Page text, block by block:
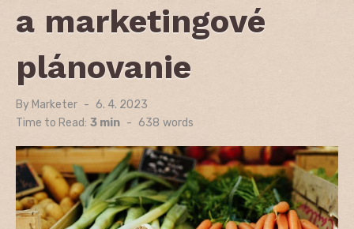
a marketingové
plánovanie
By Marketer
Posted
on
6. 4. 2023
Time to Read: 3 min - 638 words